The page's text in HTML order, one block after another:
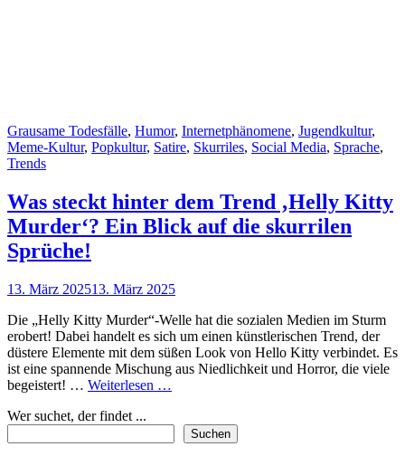
Cat
Links
Grausame Todesfälle, Humor, Internetphänomene, Jugendkultur,
Meme-Kultur, Popkultur, Satire, Skurriles, Social Media, Sprache,
Trends
Was steckt hinter dem Trend ‚Helly Kitty
Murder‘? Ein Blick auf die skurrilen
Sprüche!
Posted
13. März 202513. März 2025
Die „Helly Kitty Murder“-Welle hat die sozialen Medien im Sturm
erobert! Dabei handelt es sich um einen künstlerischen Trend, der
düstere Elemente mit dem süßen Look von Hello Kitty verbindet. Es
ist eine spannende Mischung aus Niedlichkeit und Horror, die viele
begeistert! … Weiterlesen …
dem
Wer suchet, der findet ...
Suchen